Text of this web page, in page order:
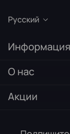
Русский
Информация
О нас
Акции